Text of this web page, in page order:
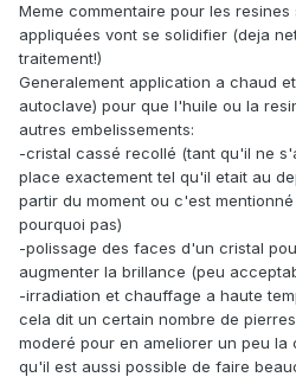
Meme commentaire pour les
appliquées vont se solidifier (deja
traitement!)
Generalement application a chaud
autoclave) pour que l'huile ou la
autres embelissements:
-cristal cassé recollé (tant qu'il ne
place exactement tel qu'il etait au
partir du moment ou c'est
pourquoi pas)
-polissage des faces d'un cristal
augmenter la brillance (peu
-irradiation et chauffage a haute
cela dit un certain nombre de
moderé pour en ameliorer un peu la
qu'il est aussi possible de faire